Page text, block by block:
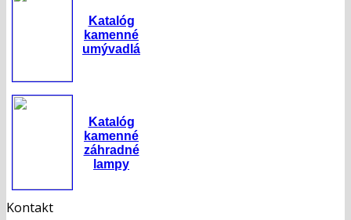
Katalóg
kamenné
umývadlá
Katalóg
kamenné
záhradné
lampy
Kontakt